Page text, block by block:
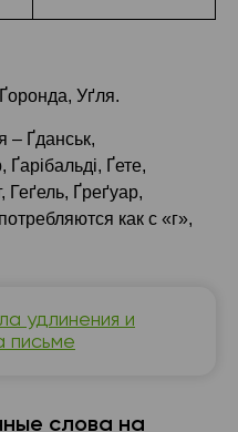
Уґля.
– Ґданськ,
Ґарібальді, Ґете,
Геґель, Ґреґуар,
как с «г»,
удлинения и
письме
слова на